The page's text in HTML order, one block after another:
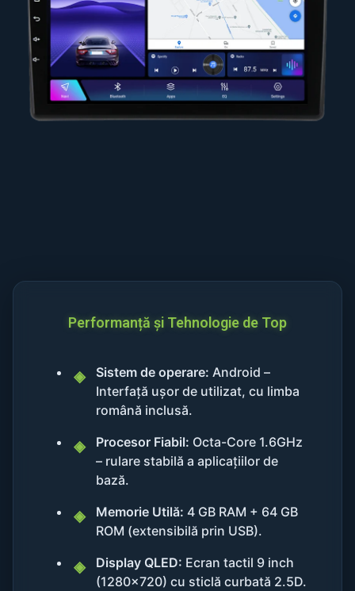
Performanță și Tehnologie de Top
Sistem de operare: Android –
Interfață ușor de utilizat, cu limba
română inclusă.
Procesor Fiabil: Octa-Core 1.6GHz
– rulare stabilă a aplicațiilor de
bază.
Memorie Utilă: 4 GB RAM + 64 GB
ROM (extensibilă prin USB).
Display QLED: Ecran tactil 9 inch
(1280x720) cu sticlă curbată 2.5D.